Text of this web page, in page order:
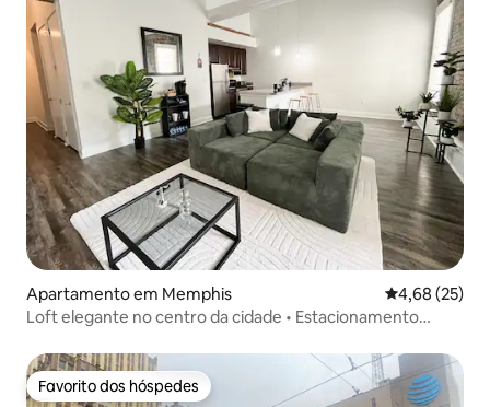
Apartamento em Memphis Classificação
4,68 (25)
Loft elegante no centro da cidade • Estacionamento
Favorito dos hóspedes
Favorito dos hóspedes